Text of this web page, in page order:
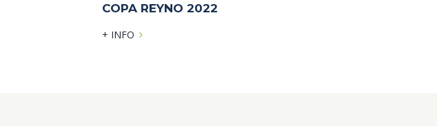
COPA REYNO 2022
+ INFO